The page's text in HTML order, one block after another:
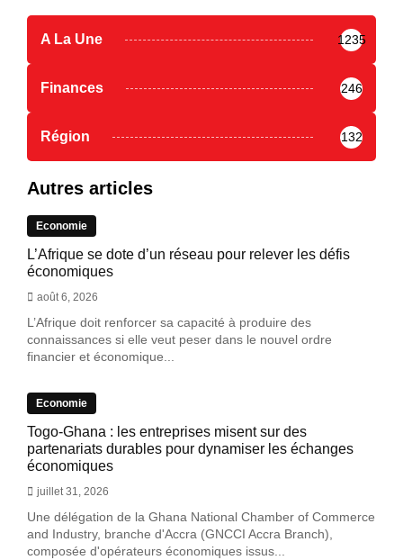
A La Une 1235
Finances 246
Région 132
Autres articles
Economie
L’Afrique se dote d’un réseau pour relever les défis
économiques
août 6, 2026
L’Afrique doit renforcer sa capacité à produire des
connaissances si elle veut peser dans le nouvel ordre
financier et économique...
Economie
Togo-Ghana : les entreprises misent sur des
partenariats durables pour dynamiser les échanges
économiques
juillet 31, 2026
Une délégation de la Ghana National Chamber of Commerce
and Industry, branche d'Accra (GNCCI Accra Branch),
composée d'opérateurs économiques issus...